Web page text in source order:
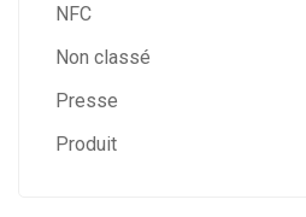
NFC
Non classé
Presse
Produit